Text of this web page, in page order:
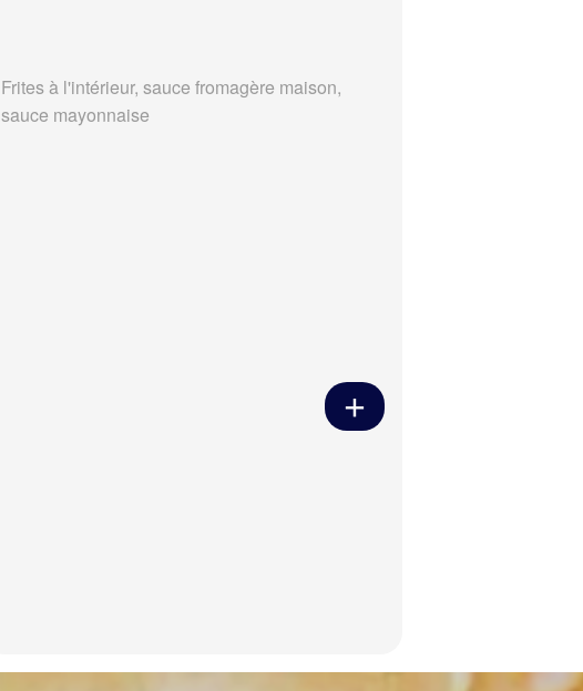
Frites à l'intérieur, sauce fromagère maison,
sauce mayonnaise